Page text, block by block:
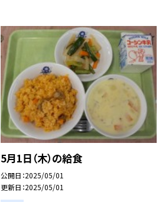
5月1日（木）の給食
公開日 2025/05/01
更新日 2025/05/01